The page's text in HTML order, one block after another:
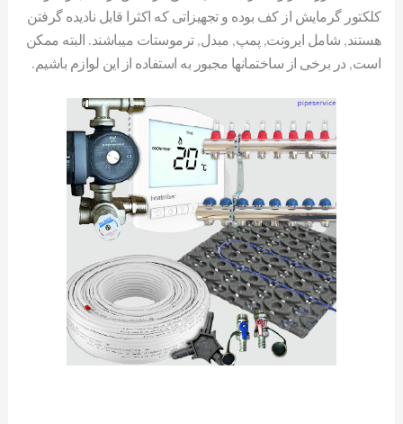
کلکتور گرمایش از کف بوده و تجهیزاتی که اکثرا قابل نادیده گرفتن
هستند, شامل ایرونت, پمپ, مبدل, ترموستات میباشند. البته ممکن
است, در برخی از ساختمانها مجبور به استفاده از این لوازم باشیم.